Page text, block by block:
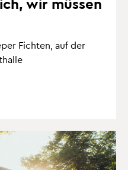
Fich­ten, auf der